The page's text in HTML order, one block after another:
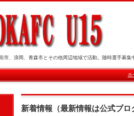
市、浪岡、青森市とその他周辺地域で活動。随時選手募集
ホ
新着情報（最新情報は公式ブロ